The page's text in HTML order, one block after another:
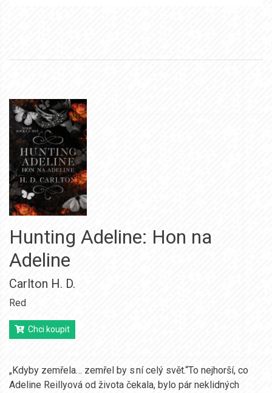
Hunting Adeline: Hon na
Adeline
Carlton H. D.
Red
Chci koupit
„Kdyby zemřela… zemřel by s ní celý svět.“To nejhorší, co
Adeline Reillyová od života čekala, bylo pár neklidných